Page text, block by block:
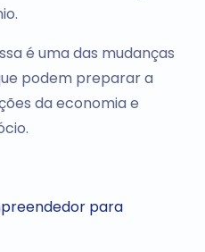
é uma das mudanças
podem preparar a
da economia e
para